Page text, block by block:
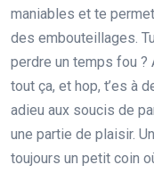
maniables et te
des embouteillages.
perdre un temps fou ?
tout ça, et hop, t’es à
adieu aux soucis de
une partie de plaisir.
toujours un petit coin